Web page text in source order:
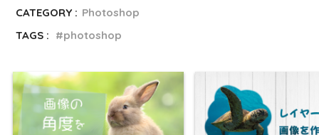
CATEGORY : Photoshop
TAGS :
photoshop